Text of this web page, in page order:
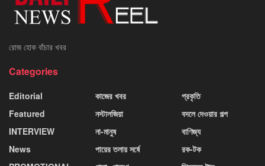
রোজ হোক বাঁচার খবর
Categories
Editorial
Featured
INTERVIEW
News
কাজের খবর
নস্টালজিয়া
না-মানুষ
পায়ের তলায় সর্ষে
প্রকৃতি
বদলে দেওয়ার গল্প
বাণিজ্য
রক-টক